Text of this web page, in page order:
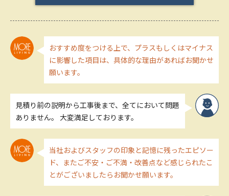
おすすめ度をつける上で、プラスもしくはマイナス
に影響した項目は、具体的な理由があればお聞かせ
願います。
見積り前の説明から工事後まで、全てにおいて問題
ありません。 大変満足しております。
当社およびスタッフの印象と記憶に残ったエピソー
ド、またご不安・ご不満・改善点など感じられたこ
とがございましたらお聞かせ願います。